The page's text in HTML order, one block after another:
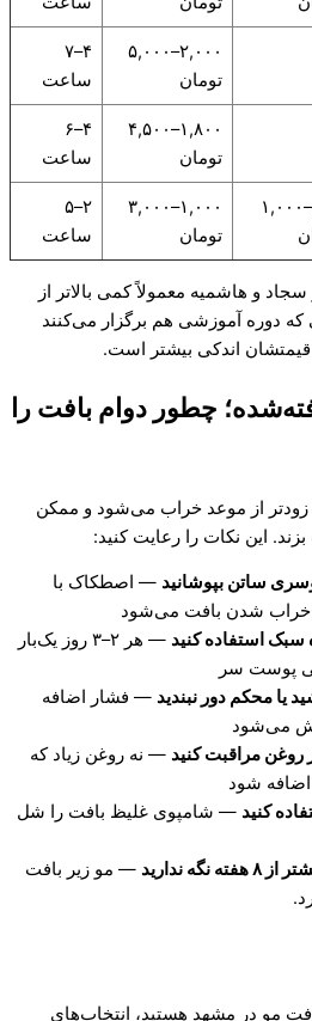
۲,۰۰۰–۵,۰۰۰
تومان
۴–۷
ساعت
۱,۸۰۰–۴,۵۰۰
تومان
۴–۶
ساعت
۵۰۰–۱,۰۰۰
۱,۰۰۰–۳,۰۰۰
تومان
۲–۵
ساعت
و هاشمیه معمولاً کمی بالاتر از
دوره آموزشی هم برگزار می‌کنند
قیمتشان اندکی بیشتر است.
چطور دوام بافت را
از موعد خراب می‌شود و ممکن
این نکات را رعایت کنید:
ساتن بپوشانید— اصطکاک با
شدن بافت می‌شود
استفاده کنید
— هر ۲–۳ روز یک‌بار
پوست سر
یا محکم دور نبندید— فشار اضافه
می‌شود
روغن مراقبت کنید— نه روغن زیاد که
شود
کنید— شامپوی غلیظ بافت را شل
ندارید
— مو زیر بافت
مو در مشهد هستید، انتخاب‌های